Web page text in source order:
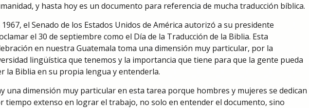
y hasta hoy es un documento para referencia de mucha traducción bíblica.
1967, el Senado de los Estados Unidos de América autorizó a su presidente
el 30 de septiembre como el Día de la Traducción de la Biblia. Esta
en nuestra Guatemala toma una dimensión muy particular, por la
lingüística que tenemos y la importancia que tiene para que la gente pueda
la Biblia en su propia lengua y entenderla.
una dimensión muy particular en esta tarea porque hombres y mujeres se dedican
tiempo extenso en lograr el trabajo, no solo en entender el documento, sino